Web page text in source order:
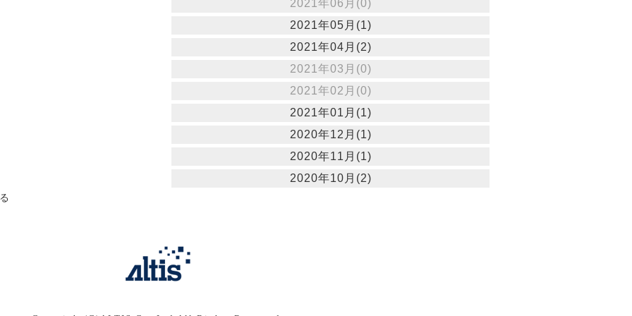
2021年06月(0)
2021年05月(1)
2021年04月(2)
2021年03月(0)
2021年02月(0)
2021年01月(1)
2020年12月(1)
2020年11月(1)
2020年10月(2)